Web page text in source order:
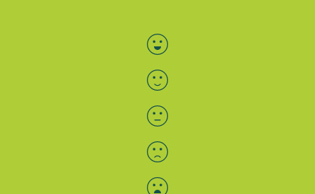
Bewertung auswählen